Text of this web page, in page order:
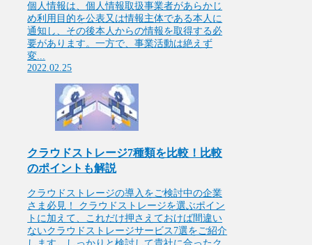
個人情報は、個人情報取扱事業者があらかじ
め利用目的を公表又は情報主体である本人に
通知し、その後本人からの情報を取得する必
要があります。一方で、事業活動は絶えず
変...
2022.02.25
クラウドストレージ7種類を比較！比較
のポイントも解説
クラウドストレージの導入をご検討中の企業
さま必見！ クラウドストレージを選ぶポイン
トに加えて、これだけ押さえておけば間違い
ないクラウドストレージサービス7選をご紹介